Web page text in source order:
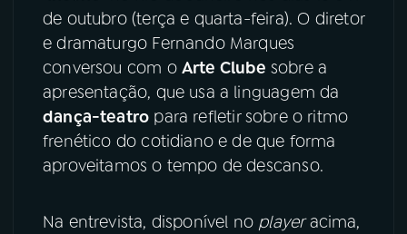
PODCASTS
06VIDEOCASTS
ÚLTIMAS
de outubro (terça e quarta-feira). O diretor
e dramaturgo Fernando Marques
conversou com o Arte Clube sobre a
apresentação, que usa a linguagem da
dança-teatro para refletir sobre o ritmo
frenético do cotidiano e de que forma
aproveitamos o tempo de descanso.
Na entrevista, disponível no playeracima,